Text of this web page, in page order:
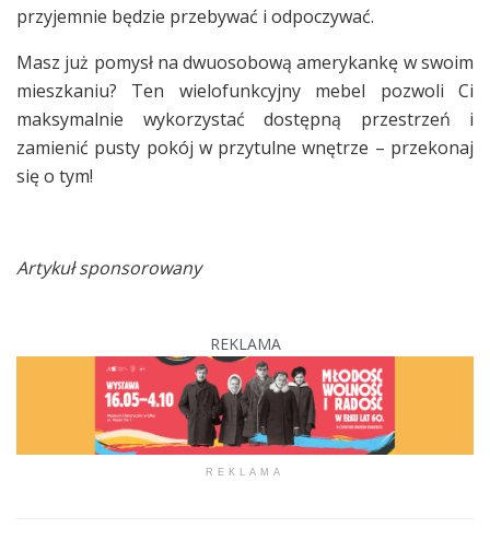
przyjemnie będzie przebywać i odpoczywać.
Masz już pomysł na dwuosobową amerykankę w swoim
mieszkaniu? Ten wielofunkcyjny mebel pozwoli Ci
maksymalnie wykorzystać dostępną przestrzeń i
zamienić pusty pokój w przytulne wnętrze – przekonaj
się o tym!
Artykuł sponsorowany
REKLAMA
REKLAMA